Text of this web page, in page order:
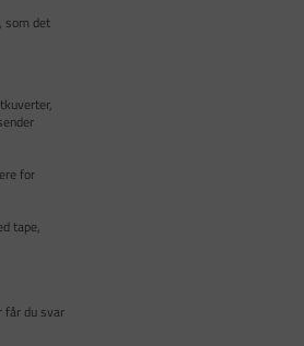
som det
for
tape,
får du svar